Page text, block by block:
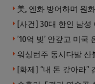
[사건] 30대 한인 남성